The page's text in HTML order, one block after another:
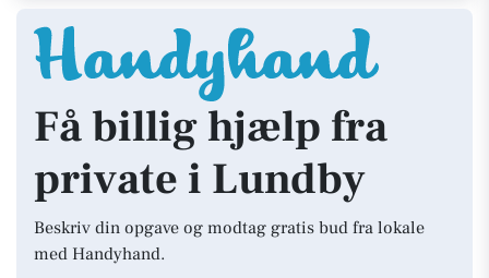
Få billig hjælp fra
private i Lundby
Beskriv din opgave og modtag gratis bud fra lokale
med Handyhand.